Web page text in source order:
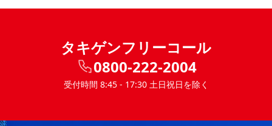
タキゲンフリーコール
0800-222-2004
受付時間 8:45 - 17:30 土日祝日を除く